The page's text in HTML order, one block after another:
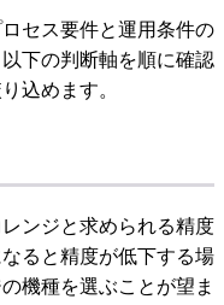
セス要件と運用条件の
下の判断軸を順に確認
込めます。
ンジと求められる精度
ると精度が低下する場
機種を選ぶことが望ま